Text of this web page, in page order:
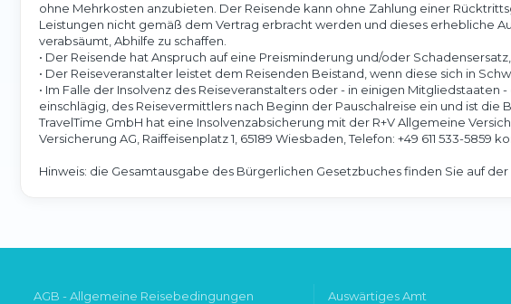
ohne Mehrkosten anzubieten. Der Reisende kann ohne Zahlung einer
Leistungen nicht gemäß dem Vertrag erbracht werden und dieses erhebliche
verabsäumt, Abhilfe zu schaffen.
• Der Reisende hat Anspruch auf eine Preisminderung und/oder
• Der Reiseveranstalter leistet dem Reisenden Beistand, wenn diese sich in
• Im Falle der Insolvenz des Reiseveranstalters oder - in einigen
einschlägig, des Reisevermittlers nach Beginn der Pauschalreise ein und ist
TravelTime GmbH hat eine Insolvenzabsicherung mit der R+V Allgemeine
Versicherung AG, Raiffeisenplatz 1, 65189 Wiesbaden, Telefon: +49 611 533-
Hinweis: die Gesamtausgabe des Bürgerlichen Gesetzbuches finden Sie auf
AGB - Allgemeine Reisebedingungen Auswärtiges Amt